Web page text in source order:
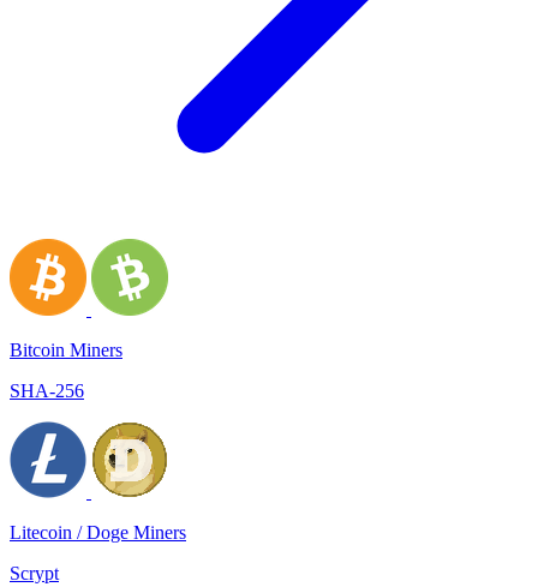
Bitcoin Miners
SHA-256
Litecoin / Doge Miners
Scrypt